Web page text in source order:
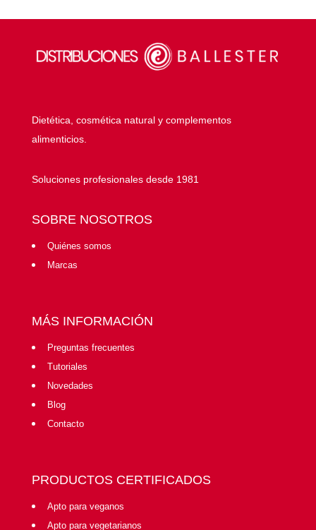
Dietética, cosmética natural y complementos
alimenticios.
Soluciones profesionales desde 1981
SOBRE NOSOTROS
Quiénes somos
Marcas
MÁS INFORMACIÓN
Preguntas frecuentes
Tutoriales
Novedades
Blog
Contacto
PRODUCTOS CERTIFICADOS
Apto para veganos
Apto para vegetarianos